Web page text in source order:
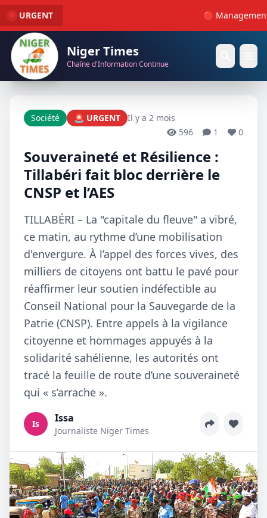
URGENT 🔴 Management
Niger Times
Chaîne d'Information Continue
Société 🚨 URGENT
Il y a 2 mois
596
1 0
Souveraineté et Résilience :
Tillabéri fait bloc derrière le
CNSP et l’AES
TILLABÉRI – La "capitale du fleuve" a vibré,
ce matin, au rythme d’une mobilisation
d'envergure. À l’appel des forces vives, des
milliers de citoyens ont battu le pavé pour
réaffirmer leur soutien indéfectible au
Conseil National pour la Sauvegarde de la
Patrie (CNSP). Entre appels à la vigilance
citoyenne et hommages appuyés à la
solidarité sahélienne, les autorités ont
tracé la feuille de route d’une souveraineté
qui « s’arrache ».
Is Issa
Journaliste Niger Times